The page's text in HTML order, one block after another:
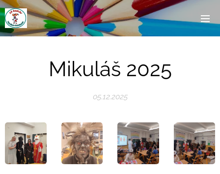
Mikuláš 2025
05.12.2025